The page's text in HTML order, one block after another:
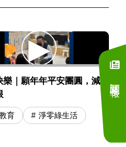
樂｜願年年平安團圓，減碳
育 淨零綠生活